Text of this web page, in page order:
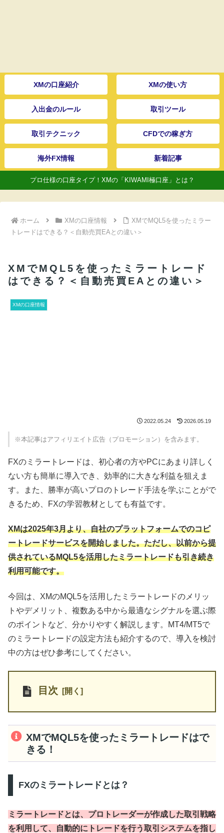
XMの口座紹介 XMの使い方
入出金のルール 取引ツール
取引テクニック CFDでの稼ぎ方
海外FX情報 新着記事
プロ仕様の口座タイプ！XMの「KIWAMI極口座」とは？
ホーム XMの口座情報
XMでMQL5を使ったミラー
トレードはできる？＜自動売買EAとの違い＞
XMでMQL5を使ったミラートレード
はできる？＜自動売買EAとの違い＞
XMの口座情報
2022.05.24 2026.05.19
※本記事はアフィリエイト広告（プロモーション）を含みます。
FXのミラートレードは、初心者の方やPCにあまり詳しく
ない方も簡単に導入でき、効率的に大きな利益を狙えま
す。また、勝率が高いプロのトレード手法を学ぶことがで
きるため、FXの学習教材としても有益です。
XMは2025年3月より、自社のプラットフォームでのコピ
ートレードサービスを開始しました。ただし、以前から提
供されているMQL5を活用したミラートレードも引き続き
利用可能です。
今回は、XMのMQL5を活用したミラートレードのメリッ
トやデメリット、複数ある中から最適なシグナルを選ぶ際
のポイントなど、分かりやすく解説します。MT4/MT5で
のミラートレードの設定方法も紹介するので、導入を検討
中の方はぜひ参考にしてください。
目次
XMでMQL5を使ったミラートレードはで
きる！
FXのミラートレードとは？
ミラートレードとは、プロトレーダーが作成した取引戦略
を利用して、自動的にトレードを行う取引システムを指し